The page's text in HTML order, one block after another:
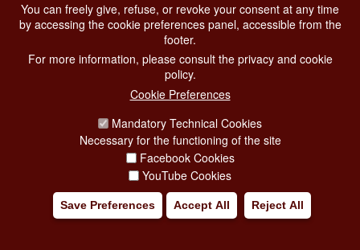
CONTACT CENTER TEL. 06 06 08
CONTATTA LA REDAZIONE
PRIVACY
SOCIAL MEDIA POLICY
CREDITS
COPYRIGHT
You can freely give, refuse, or revoke your consent at any time
by accessing the cookie preferences panel, accessible from the
footer.
For more information, please consult the privacy and cookie
policy.
Cookie Preferences
Mandatory Technical Cookies
Necessary for the functioning of the site
Facebook Cookies
YouTube Cookies
Save Preferences Accept All Reject All